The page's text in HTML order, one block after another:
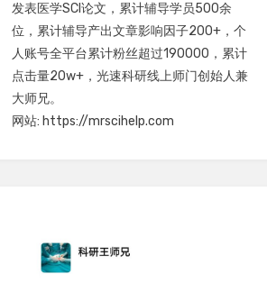
发表医学SCI论文，累计辅导学员500余
位，累计辅导产出文章影响因子200+，个
人账号全平台累计粉丝超过190000，累计
点击量20w+，光速科研线上师门创始人兼
大师兄。
网站: https://mrscihelp.com